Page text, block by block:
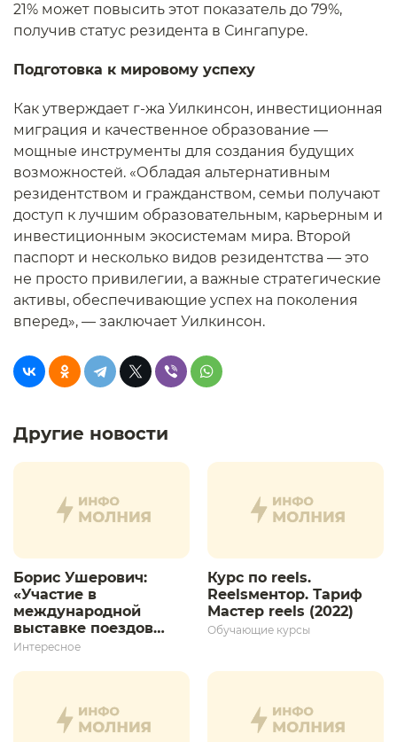
21% может повысить этот показатель до 79%,
получив статус резидента в Сингапуре.
Подготовка к мировому успеху
Как утверждает г-жа Уилкинсон, инвестиционная
миграция и качественное образование —
мощные инструменты для создания будущих
возможностей. «Обладая альтернативным
резидентством и гражданством, семьи получают
доступ к лучшим образовательным, карьерным и
инвестиционным экосистемам мира. Второй
паспорт и несколько видов резидентства — это
не просто привилегии, а важные стратегические
активы, обеспечивающие успех на поколения
вперед», — заключает Уилкинсон.
Другие новости
Борис Ушерович:
«Участие в
международной
выставке поездов
дает толчок для
развития»
Интересное
Курс по reels.
Reelsментор. Тариф
Мастер reels (2022)
Обучающие курсы